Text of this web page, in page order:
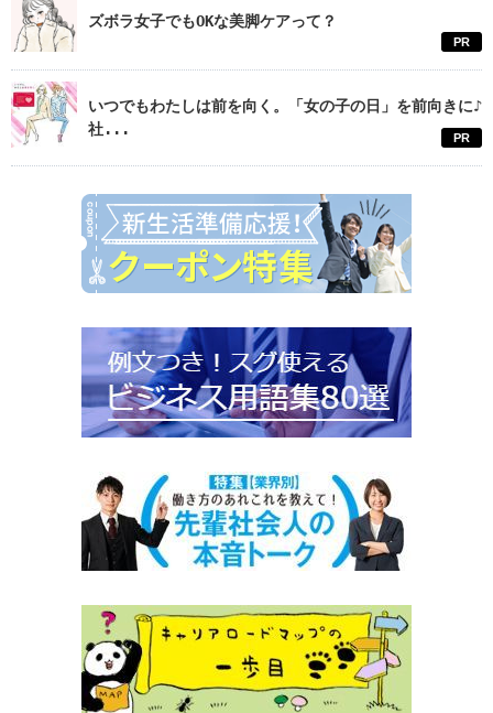
ズボラ女子でもOKな美脚ケアって？
PR
いつでもわたしは前を向く。「女の子の日」を前向きに♪
社...
PR